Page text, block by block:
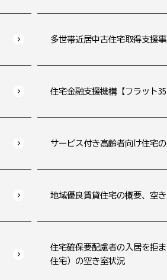
多世帯近居中古住宅取得支援事
住宅金融支援機構【フラット
サービス付き高齢者向け住宅
地域優良賃貸住宅の概要、空
住宅確保要配慮者の入居を拒
住宅）の空き室状況